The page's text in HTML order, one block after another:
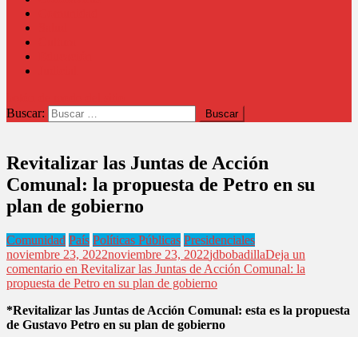
Buscar:
Revitalizar las Juntas de Acción
Comunal: la propuesta de Petro en su
plan de gobierno
Comunidad País Políticas Públicas Presidenciales
noviembre 23, 2022noviembre 23, 2022jdbobadillaDeja un
comentario en Revitalizar las Juntas de Acción Comunal: la
propuesta de Petro en su plan de gobierno
*Revitalizar las Juntas de Acción Comunal: esta es la propuesta
de Gustavo Petro en su plan de gobierno